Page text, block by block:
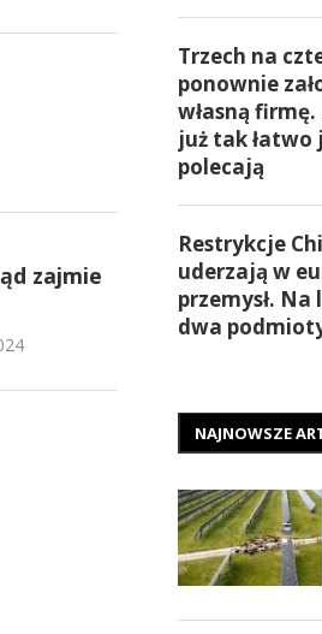
zajmie
Trzech na
ponownie
własną
już tak łatwo
polecają
Restrykcje
uderzają w
przemysł. Na
dwa
NAJNOWSZE